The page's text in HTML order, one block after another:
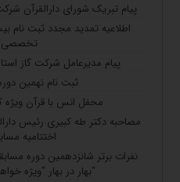
پیام تبریک شورای دارالقرآن
اطلاعیه تمدید مجدد ثبت
تخصصی
پیام مدیرعامل شرکت گاز
ثبت نام نهمین
محفل انس با قرآن ویژه
مصاحبه دکتر طه کبیری رئیس
اختتامیه
نفرات برتر شانزدهمین دوره
“بهار در بهار “ویژه